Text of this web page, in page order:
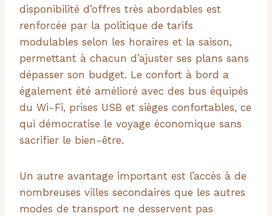
disponibilité d’offres très abordables est
renforcée par la politique de tarifs
modulables selon les horaires et la saison,
permettant à chacun d’ajuster ses plans sans
dépasser son budget. Le confort à bord a
également été amélioré avec des bus équipés
du Wi-Fi, prises USB et sièges confortables, ce
qui démocratise le voyage économique sans
sacrifier le bien-être.
Un autre avantage important est l’accès à de
nombreuses villes secondaires que les autres
modes de transport ne desservent pas